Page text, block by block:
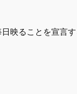
映ることを宣言す